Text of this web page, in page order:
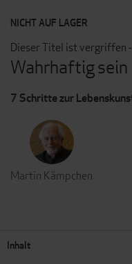
Wahrhaftig sein
7 Schritte zur
Martin Kämpchen
NICHT AUF LAGER
Dieser Titel ist vergriffen
Inhalt